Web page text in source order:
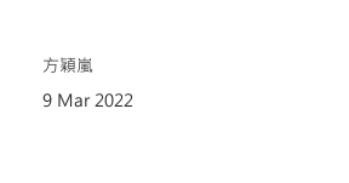
方穎嵐
9 Mar 2022